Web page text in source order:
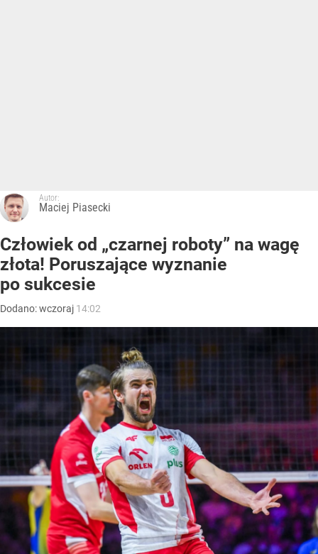
Autor:
Maciej Piasecki
Człowiek od „czarnej roboty” na wagę
złota! Poruszające wyznanie
po sukcesie
Dodano:wczoraj 14:02